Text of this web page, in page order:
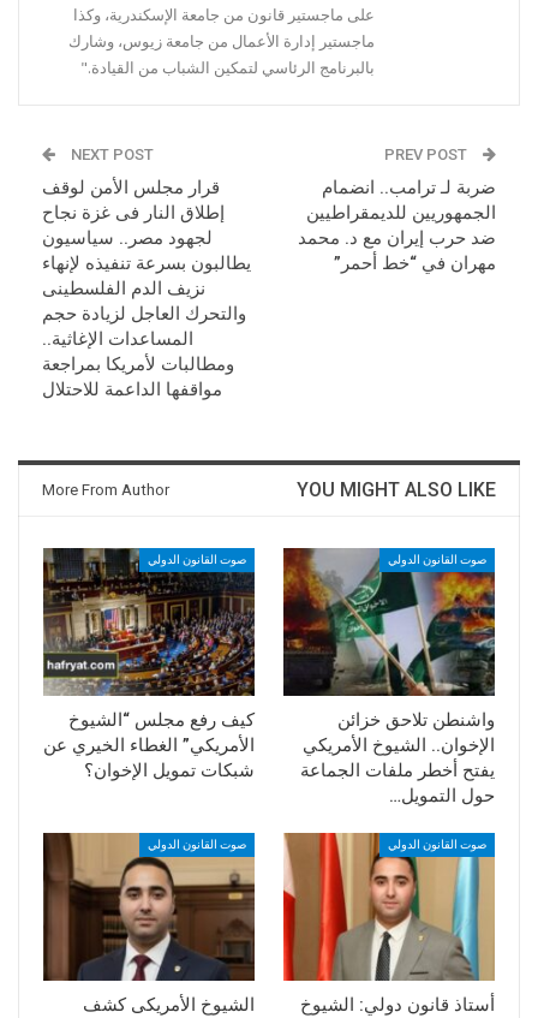
على ماجستير قانون من جامعة الإسكندرية، وكذا
ماجستير إدارة الأعمال من جامعة زيوس، وشارك
بالبرنامج الرئاسي لتمكين الشباب من القيادة."
ضربة لـ ترامب.. انضمام
الجمهوريين للديمقراطيين
ضد حرب إيران مع د. محمد
مهران في “خط أحمر”
NEXT POST
قرار مجلس الأمن لوقف
إطلاق النار فى غزة نجاح
لجهود مصر.. سياسيون
يطالبون بسرعة تنفيذه لإنهاء
نزيف الدم الفلسطينى
والتحرك العاجل لزيادة حجم
المساعدات الإغاثية..
ومطالبات لأمريكا بمراجعة
مواقفها الداعمة للاحتلال
YOU MIGHT ALSO LIKE
More From Author
صوت القانون الدولي
واشنطن تلاحق خزائن
الإخوان.. الشيوخ الأمريكي
يفتح أخطر ملفات الجماعة
حول التمويل…
صوت القانون الدولي
كيف رفع مجلس “الشيوخ
الأمريكي” الغطاء الخيري عن
شبكات تمويل الإخوان؟
صوت القانون الدولي
أستاذ قانون دولي: الشيوخ
صوت القانون الدولي
الشيوخ الأمريكى كشف